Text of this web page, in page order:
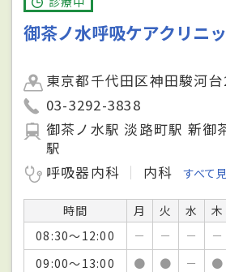
御茶ノ水呼吸ケアクリニ
東京都千代田区神田駿河
03-3292-3838
御茶ノ水駅 淡路町駅 新御
駅
呼吸器内科
内科 すべて
時間 月 火 水 木
08:30～12:00
－ － － －
09:00～13:00
● ● － ●